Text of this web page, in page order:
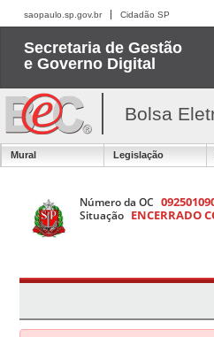
saopaulo.sp.gov.br Cidadão SP
Secretaria de Gestão
e Governo Digital
Bolsa
Mural Legislação
Número da OC
Situação ENCERRADO